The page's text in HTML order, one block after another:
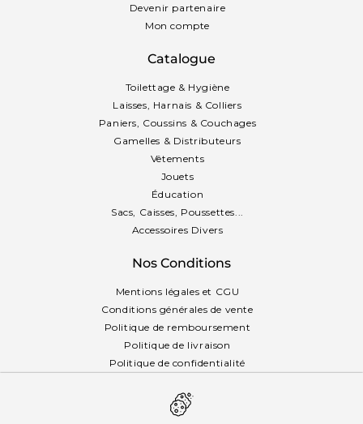
Devenir partenaire
Mon compte
Catalogue
Toilettage & Hygiène
Laisses, Harnais & Colliers
Paniers, Coussins & Couchages
Gamelles & Distributeurs
Vêtements
Jouets
Éducation
Sacs, Caisses, Poussettes...
Accessoires Divers
Nos Conditions
Mentions légales et CGU
Conditions générales de vente
Politique de remboursement
Politique de livraison
Politique de confidentialité
Français